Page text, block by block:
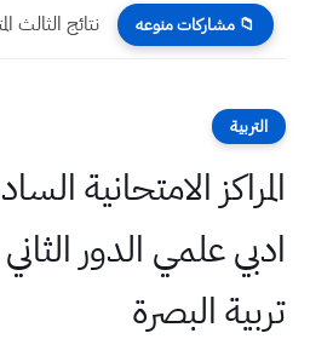
📁 مشاركات منوعه
التربية
المراكز الامتحانية
تربية البصرة